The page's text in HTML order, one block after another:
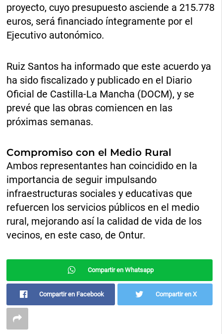
proyecto, cuyo presupuesto asciende a 215.778
euros, será financiado íntegramente por el
Ejecutivo autonómico.
Ruiz Santos ha informado que este acuerdo ya
ha sido fiscalizado y publicado en el Diario
Oficial de Castilla-La Mancha (DOCM), y se
prevé que las obras comiencen en las
próximas semanas.
Compromiso con el Medio Rural
Ambos representantes han coincidido en la
importancia de seguir impulsando
infraestructuras sociales y educativas que
refuercen los servicios públicos en el medio
rural, mejorando así la calidad de vida de los
vecinos, en este caso, de Ontur.
Compartir en Whatsapp
Compartir en Facebook Compartir en X